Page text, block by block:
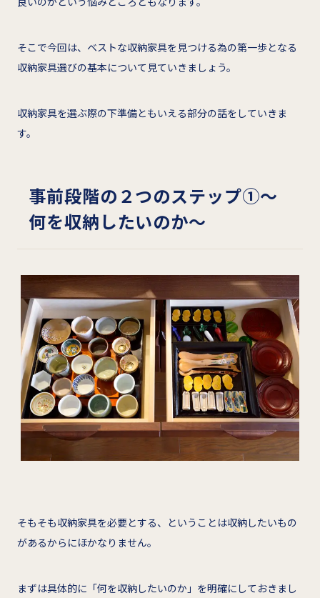
そこで今回は、ベストな収納家具を見つける為の第一歩となる
収納家具選びの基本について見ていきましょう。
収納家具を選ぶ際の下準備ともいえる部分の話をしていきま
す。
事前段階の２つのステップ①～
何を収納したいのか～
そもそも収納家具を必要とする、ということは収納したいもの
があるからにほかなりません。
まずは具体的に「何を収納したいのか」を明確にしておきまし